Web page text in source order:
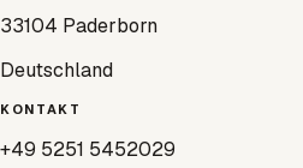
33104 Paderborn
Deutschland
KONTAKT
+49 5251 5452029